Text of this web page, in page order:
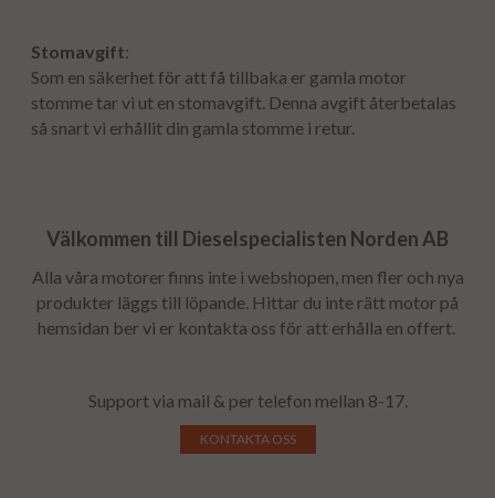
Stomavgift:
Som en säkerhet för att få tillbaka er gamla motor
stomme tar vi ut en stomavgift. Denna avgift återbetalas
så snart vi erhållit din gamla stomme i retur.
Välkommen till Dieselspecialisten Norden AB
Alla våra motorer finns inte i webshopen, men fler och nya
produkter läggs till löpande. Hittar du inte rätt motor på
hemsidan ber vi er kontakta oss för att erhålla en offert.
Support via mail & per telefon mellan 8-17.
KONTAKTA OSS